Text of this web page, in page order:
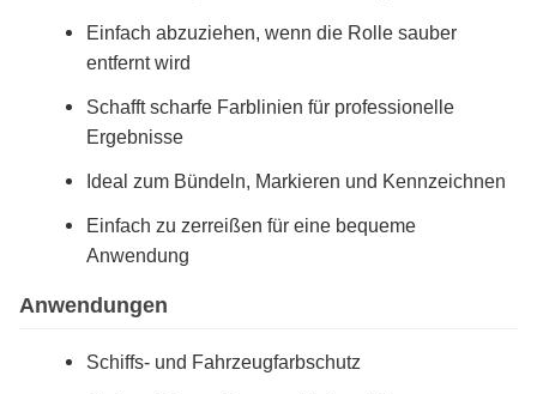
Einfach abzuziehen, wenn die Rolle sauber
entfernt wird
Schafft scharfe Farblinien für professionelle
Ergebnisse
Ideal zum Bündeln, Markieren und Kennzeichnen
Einfach zu zerreißen für eine bequeme
Anwendung
Anwendungen
Schiffs- und Fahrzeugfarbschutz